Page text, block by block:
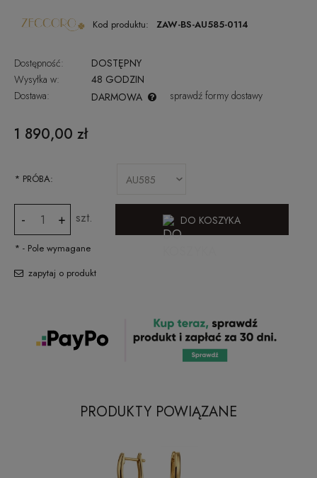
Kod produktu: ZAW-BS-AU585-0114
Dostępność:
DOSTĘPNY
Wysyłka w:
48 GODZIN
Dostawa:
DARMOWA sprawdź formy dostawy
1 890,00 zł
* PRÓBA:
- + szt. DO KOSZYKA
* - Pole wymagane
zapytaj o produkt
PRODUKTY POWIĄZANE